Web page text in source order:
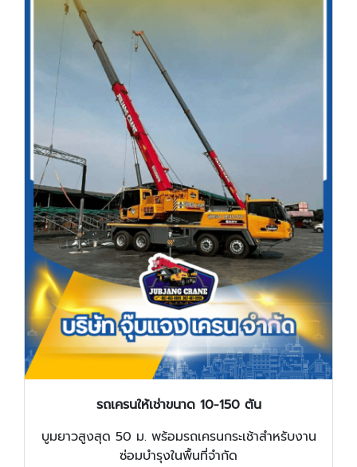
รถเครนให้เช่าขนาด 10-150 ตัน
บูมยาวสูงสุด 50 ม. พร้อมรถเครนกระเช้าสำหรับงาน
ซ่อมบำรุงในพื้นที่จำกัด